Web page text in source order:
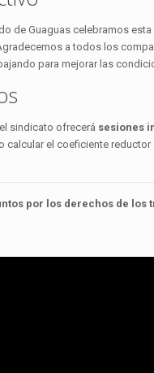
de Guaguas celebramos
a todos los
para mejorar las
sindicato ofrecerá sesiones
calcular el coeficiente
por los derechos de